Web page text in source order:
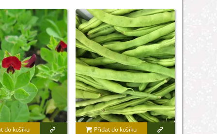
do košíku Přidat do košíku